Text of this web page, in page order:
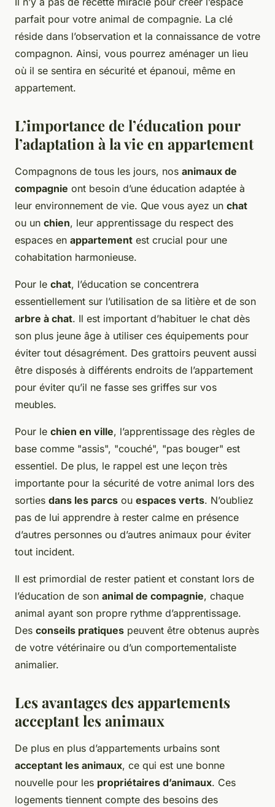
parfait pour votre animal de compagnie. La clé
réside dans l’observation et la connaissance de votre
compagnon. Ainsi, vous pourrez aménager un lieu
où il se sentira en sécurité et épanoui, même en
appartement.
L’importance de l’éducation pour
l’adaptation à la vie en appartement
Compagnons de tous les jours, nos animaux de
compagnie ont besoin d’une éducation adaptée à
leur environnement de vie. Que vous ayez un chat
ou un chien, leur apprentissage du respect des
espaces en appartement est crucial pour une
cohabitation harmonieuse.
Pour le chat, l’éducation se concentrera
essentiellement sur l’utilisation de sa litière et de son
arbre à chat. Il est important d’habituer le chat dès
son plus jeune âge à utiliser ces équipements pour
éviter tout désagrément. Des grattoirs peuvent aussi
être disposés à différents endroits de l’appartement
pour éviter qu’il ne fasse ses griffes sur vos
meubles.
Pour le chien en ville, l’apprentissage des règles de
base comme "assis", "couché", "pas bouger" est
essentiel. De plus, le rappel est une leçon très
importante pour la sécurité de votre animal lors des
sorties dans les parcs ou espaces verts. N’oubliez
pas de lui apprendre à rester calme en présence
d’autres personnes ou d’autres animaux pour éviter
tout incident.
Il est primordial de rester patient et constant lors de
l’éducation de son animal de compagnie, chaque
animal ayant son propre rythme d’apprentissage.
Des conseils pratiques peuvent être obtenus auprès
de votre vétérinaire ou d’un comportementaliste
animalier.
Les avantages des appartements
acceptant les animaux
De plus en plus d’appartements urbains sont
acceptant les animaux, ce qui est une bonne
nouvelle pour les propriétaires d’animaux. Ces
logements tiennent compte des besoins des